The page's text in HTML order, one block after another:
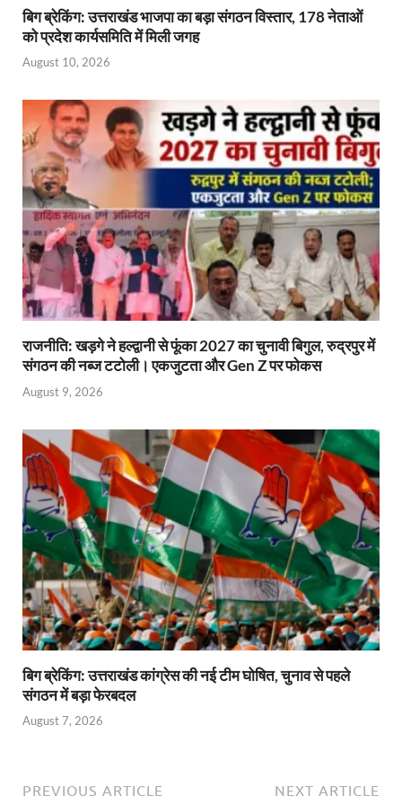
बिग ब्रेकिंग: उत्तराखंड भाजपा का बड़ा संगठन विस्तार, 178 नेताओं
को प्रदेश कार्यसमिति में मिली जगह
August 10, 2026
राजनीति: खड़गे ने हल्द्वानी से फूंका 2027 का चुनावी बिगुल, रुद्रपुर में
संगठन की नब्ज टटोली। एकजुटता और Gen Z पर फोकस
August 9, 2026
बिग ब्रेकिंग: उत्तराखंड कांग्रेस की नई टीम घोषित, चुनाव से पहले
संगठन में बड़ा फेरबदल
August 7, 2026
PREVIOUS ARTICLE NEXT ARTICLE